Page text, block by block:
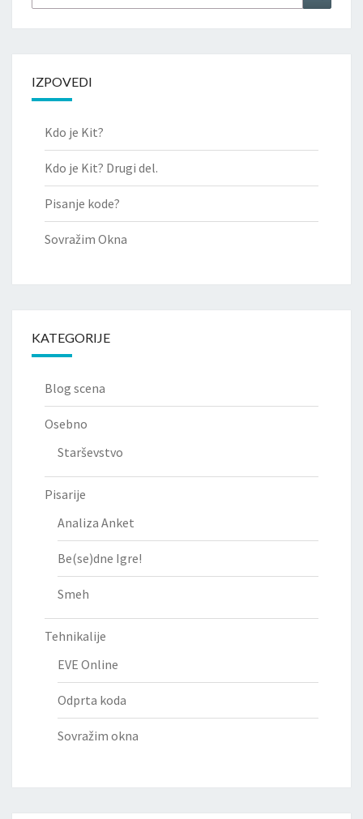
for:
IZPOVEDI
Kdo je Kit?
Kdo je Kit? Drugi del.
Pisanje kode?
Sovražim Okna
KATEGORIJE
Blog scena
Osebno
Starševstvo
Pisarije
Analiza Anket
Be(se)dne Igre!
Smeh
Tehnikalije
EVE Online
Odprta koda
Sovražim okna